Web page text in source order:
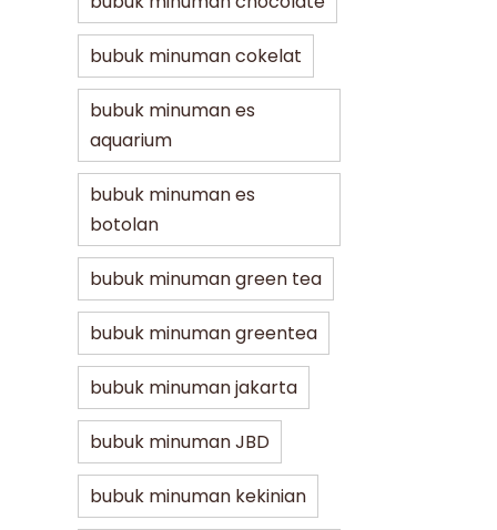
bubuk minuman cokelat
bubuk minuman es
aquarium
bubuk minuman es
botolan
bubuk minuman green tea
bubuk minuman greentea
bubuk minuman jakarta
bubuk minuman JBD
bubuk minuman kekinian